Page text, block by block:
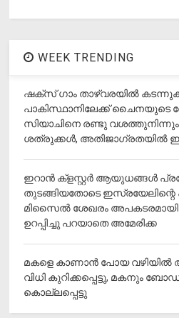
WEEK TRENDING
ഷക്സ് ​ഗാം താഴ്‌വരയിൽ
പാകിസ്ഥാനിലേക്ക് ചൈനയുടെ
സിയാചിനെ രണ്ടു
ശത്രുക്കൾ, അതിജാ​ഗ്രതയിൽ
ഇറാന്‍ ക്‌ളസ്റ്റര്‍ ആയുധങ്ങള്‍
തുടങ്ങിയതോടെ ഇസ്രയേലിന്റെ
മിസൈല്‍ ശേഖരം
ഉറപ്പിച്ചു പറയാതെ അമേരിക്ക
മകളെ കാണാന്‍ പോയ വഴിയില്‍
വിധി കുറിക്കപ്പെട്ടു, മകനും
കൊല്ലപ്പെട്ടു